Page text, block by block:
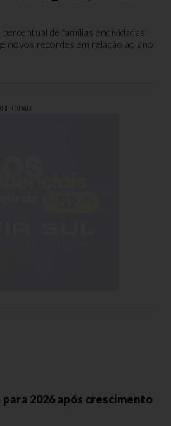
de famílias endividadas
novos recordes em relação ao ano
2026 após crescimento